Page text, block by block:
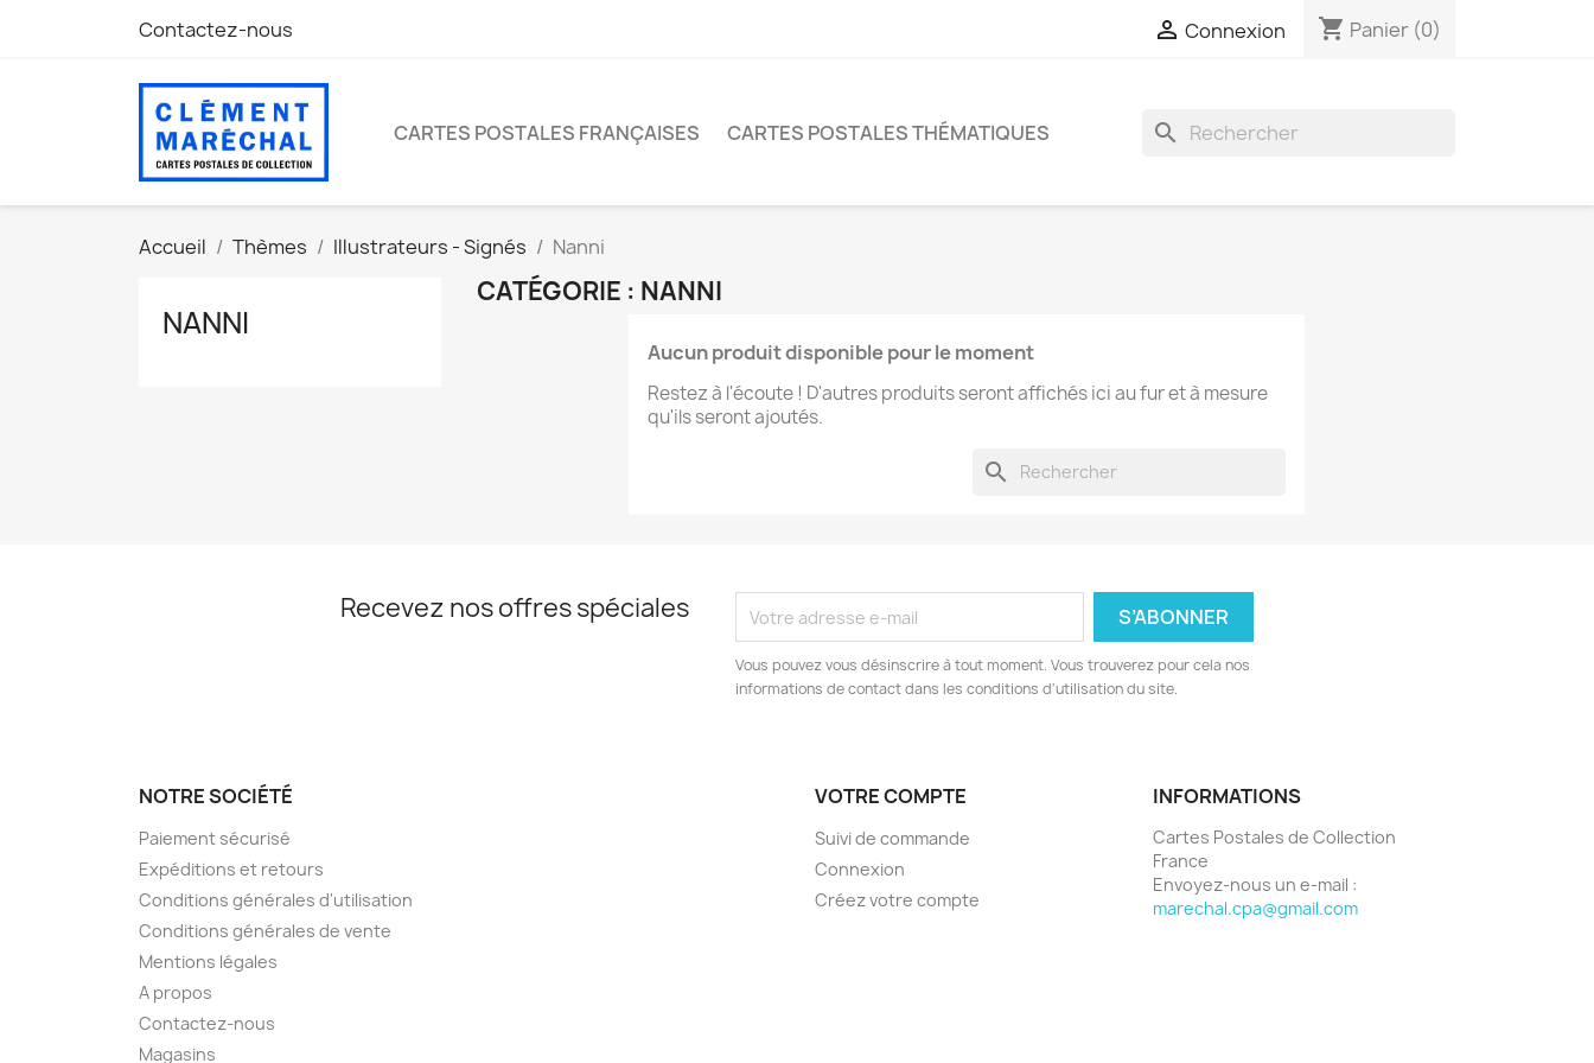
Contactez-nous  Connexion shopping_cart Panier (0)
CARTES POSTALES FRANÇAISES CARTES POSTALES THÉMATIQUES search
Accueil Thèmes Illustrateurs - Signés Nanni
NANNI
CATÉGORIE : NANNI
Aucun produit disponible pour le moment
Restez à l'écoute ! D'autres produits seront affichés ici au fur et à mesure
qu'ils seront ajoutés.
search
Recevez nos offres spéciales
Vous pouvez vous désinscrire à tout moment. Vous trouverez pour cela nos
informations de contact dans les conditions d'utilisation du site.
NOTRE SOCIÉTÉ
Paiement sécurisé
Expéditions et retours
Conditions générales d'utilisation
Conditions générales de vente
Mentions légales
A propos
Contactez-nous
Magasins
VOTRE COMPTE
Suivi de commande
Connexion
Créez votre compte
INFORMATIONS
Cartes Postales de Collection
France
Envoyez-nous un e-mail :
marechal.cpa@gmail.com